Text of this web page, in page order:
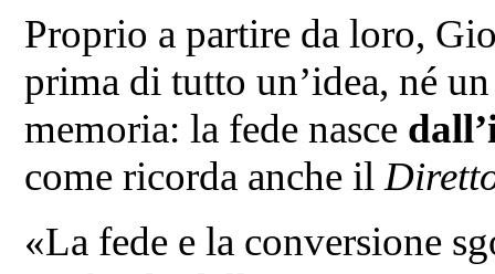
Proprio a partire da loro,
prima di tutto un’idea, né
memoria: la fede nasce
come ricorda anche il
«La fede e la conversione